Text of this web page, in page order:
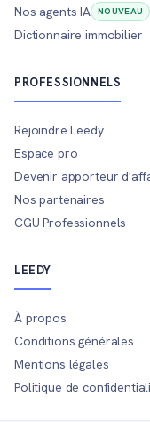
Nos agents IA
NOUVEAU
Dictionnaire immobilier
PROFESSIONNELS
Rejoindre Leedy
Espace pro
Devenir apporteur
Nos partenaires
CGU Professionnels
LEEDY
À propos
Conditions générales
Mentions légales
Politique de